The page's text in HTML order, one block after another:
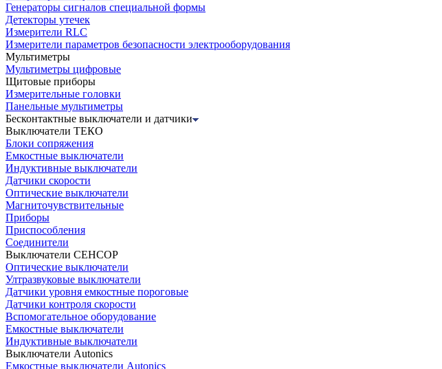
Генераторы сигналов специальной формы
Детекторы утечек
Измерители RLC
Измерители параметров безопасности электрооборудования
Мультиметры
Мультиметры цифровые
Щитовые приборы
Измерительные головки
Панельные мультиметры
Бесконтактные выключатели и датчики
Выключатели ТЕКО
Блоки сопряжения
Емкостные выключатели
Индуктивные выключатели
Датчики скорости
Оптические выключатели
Магниточувствительные
Приборы
Приспособления
Соединители
Выключатели СЕНСОР
Оптические выключатели
Ултразвуковые выключатели
Датчики уровня емкостные пороговые
Датчики контроля скорости
Вспомогательное оборудование
Емкостные выключатели
Индуктивные выключатели
Выключатели Autonics
Емкостные выключатели Autonics